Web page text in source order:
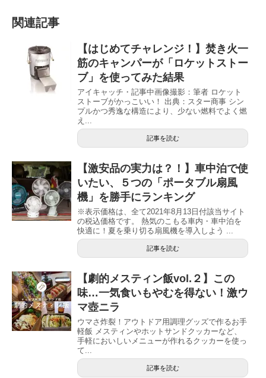
関連記事
【はじめてチャレンジ！】焚き火一
筋のキャンパーが「ロケットストー
ブ」を使ってみた結果
アイキャッチ・記事中画像撮影：筆者 ロケット
ストーブがかっこいい！ 出典：スター商事 シン
プルかつ秀逸な構造により、少ない燃料でよく燃
え...
記事を読む
【激安品の実力は？！】車中泊で使
いたい、５つの「ポータブル扇風
機」を勝手にランキング
※表示価格は、全て2021年8月13日付該当サイト
の税込価格です。 熱気のこもる車内・車中泊を
快適に！夏を乗り切る扇風機を導入しよう ...
記事を読む
【劇的メスティン飯vol.２】この
味…一気食いもやむを得ない！激ウ
マ壺ニラ
ウマさ炸裂！アウトドア用調理グッズで作るお手
軽飯 メスティンやホットサンドクッカーなど、
手軽においしいメニューが作れるクッカーを使っ
て...
記事を読む